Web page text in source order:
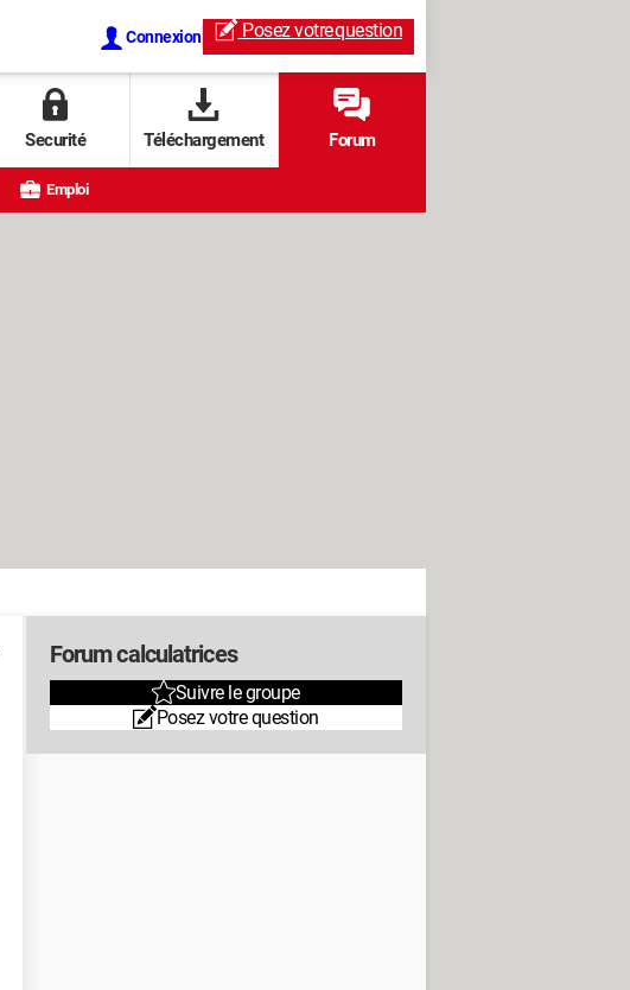
Connexion Posez votrequestion
Securité Téléchargement Forum
Emploi
Forum calculatrices
Suivre le groupe
Posez votre question